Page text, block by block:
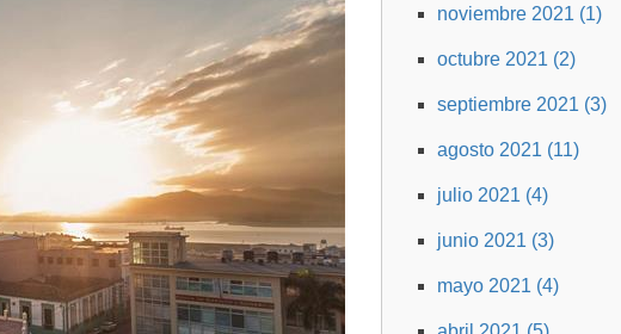
noviembre 2021 (1)
octubre 2021 (2)
septiembre 2021 (3)
agosto 2021 (11)
julio 2021 (4)
junio 2021 (3)
mayo 2021 (4)